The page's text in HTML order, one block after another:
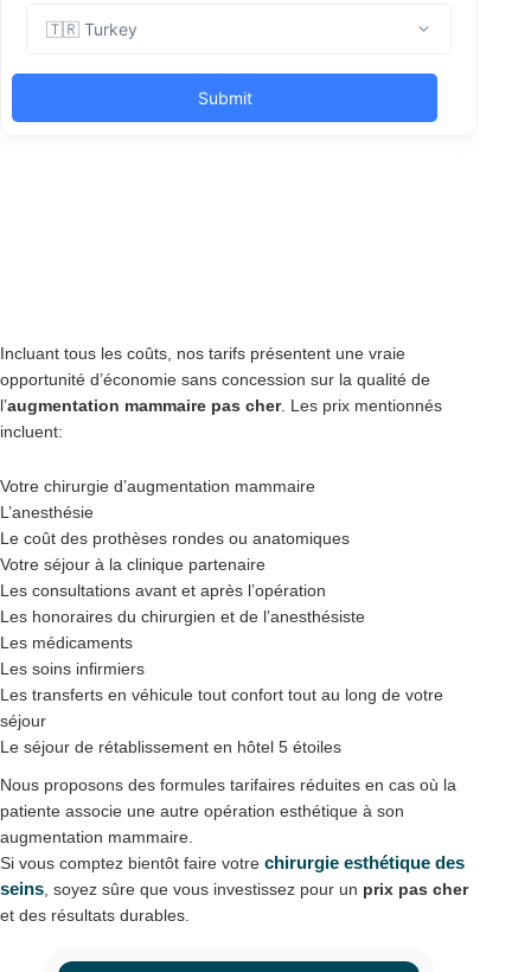
Incluant tous les coûts, nos tarifs présentent une vraie
opportunité d’économie sans concession sur la qualité de
l’augmentation mammaire pas cher. Les prix mentionnés
incluent:
Votre chirurgie d’augmentation mammaire
L’anesthésie
Le coût des prothèses rondes ou anatomiques
Votre séjour à la clinique partenaire
Les consultations avant et après l’opération
Les honoraires du chirurgien et de l’anesthésiste
Les médicaments
Les soins infirmiers
Les transferts en véhicule tout confort tout au long de votre
séjour
Le séjour de rétablissement en hôtel 5 étoiles
Nous proposons des formules tarifaires réduites en cas où la
patiente associe une autre opération esthétique à son
augmentation mammaire.
Si vous comptez bientôt faire votre chirurgie esthétique des
seins , soyez sûre que vous investissez pour un prix pas cher
et des résultats durables.